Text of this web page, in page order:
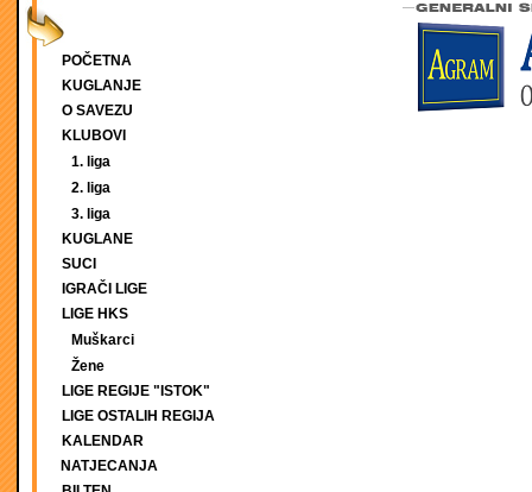
POČETNA
KUGLANJE
O SAVEZU
KLUBOVI
1. liga
2. liga
3. liga
KUGLANE
SUCI
IGRAČI LIGE
LIGE HKS
Muškarci
Žene
LIGE REGIJE "ISTOK"
LIGE OSTALIH REGIJA
KALENDAR
NATJECANJA